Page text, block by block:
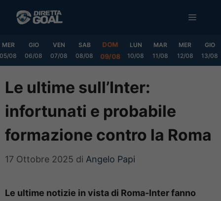
MENU
MER
05/08
GIO
06/08
VEN
07/08
SAB
08/08
DOM
09/08
LUN
10/08
MAR
11/08
MER
12/08
GIO
13/08
Le ultime sull’Inter:
infortunati e probabile
formazione contro la Roma
17 Ottobre 2025 di Angelo Papi
Le ultime notizie in vista di Roma-Inter fanno